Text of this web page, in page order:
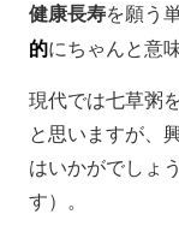
健康長寿を願う
的にちゃんと意
現代では七草粥
と思いますが、
はいかがでしょ
す）。